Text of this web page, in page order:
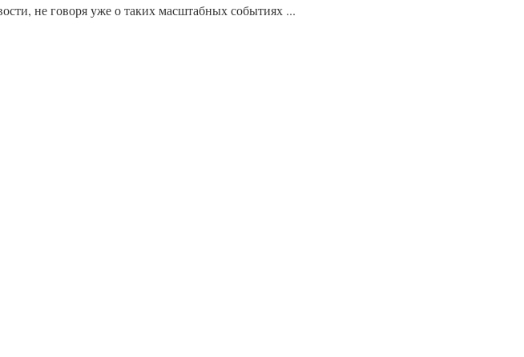
не говоря уже о таких масштабных событиях ...